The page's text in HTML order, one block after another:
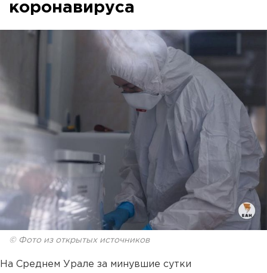
коронавируса
© Фото из открытых источников
На Среднем Урале за минувшие сутки